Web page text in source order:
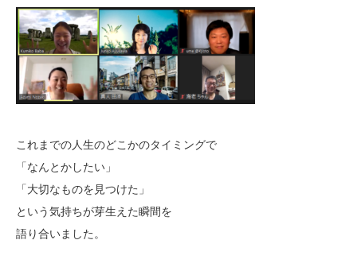
これまでの人生のどこかのタイミングで
「なんとかしたい」
「大切なものを見つけた」
という気持ちが芽生えた瞬間を
語り合いました。